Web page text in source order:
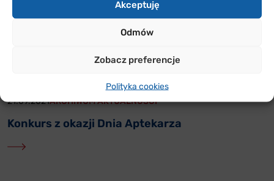
Akceptuję
Odmów
Zobacz preferencje
Polityka cookies
14.10.2021
II część Konkursu z okazji Dnia Aptekarza
21.09.2021ARCHIWUM AKTUALNOŚCI
Konkurs z okazji Dnia Aptekarza